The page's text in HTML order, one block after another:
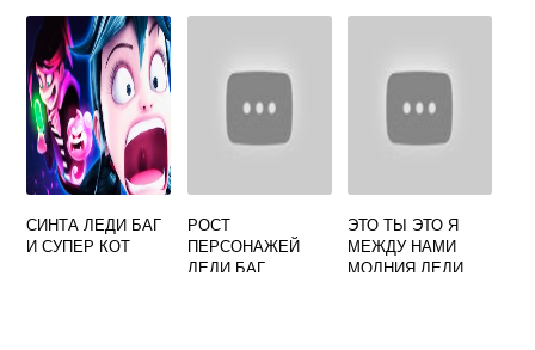
СИНТА ЛЕДИ БАГ
И СУПЕР КОТ
РОСТ
ПЕРСОНАЖЕЙ
ЛЕДИ БАГ
ЭТО ТЫ ЭТО Я
МЕЖДУ НАМИ
МОЛНИЯ ЛЕДИ